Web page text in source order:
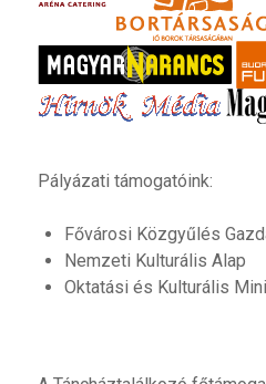
Pályázati támogatóink:
Fővárosi Közgyűlés
Nemzeti Kulturális Alap
Oktatási és Kulturális